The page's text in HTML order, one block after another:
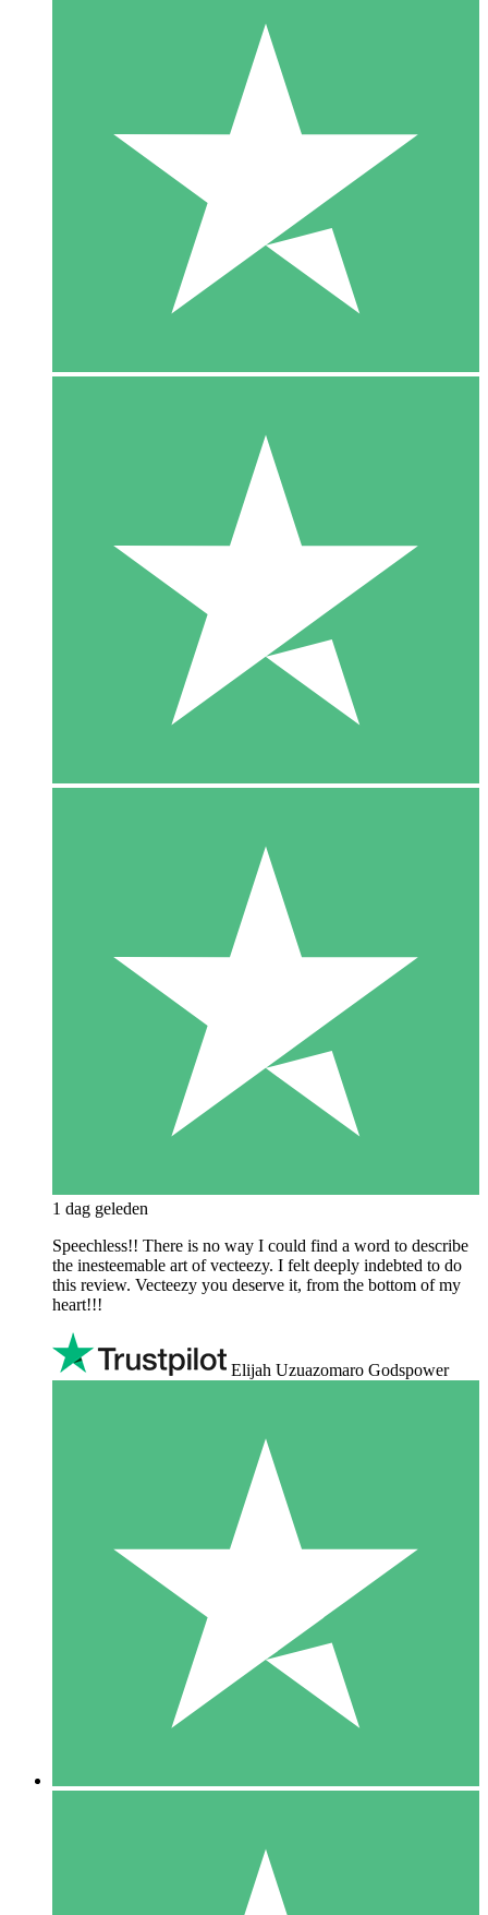
1 dag geleden
Speechless!! There is no way I could find a word to describe
the inesteemable art of vecteezy. I felt deeply indebted to do
this review. Vecteezy you deserve it, from the bottom of my
heart!!!
Elijah Uzuazomaro Godspower